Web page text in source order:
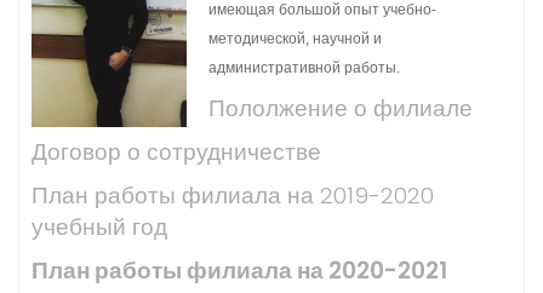
имеющая большой опыт учебно-
методической, научной и
административной работы.
Пололжение о филиале
Договор о сотрудничестве
План работы филиала на 2019-2020
учебный год
План работы филиала на 2020-2021